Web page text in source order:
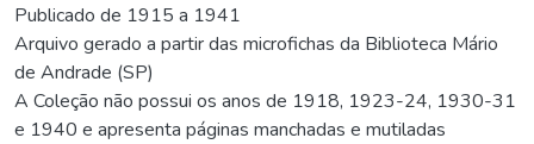
Publicado de 1915 a 1941
Arquivo gerado a partir das microfichas da Biblioteca Mário
de Andrade (SP)
A Coleção não possui os anos de 1918, 1923-24, 1930-31
e 1940 e apresenta páginas manchadas e mutiladas